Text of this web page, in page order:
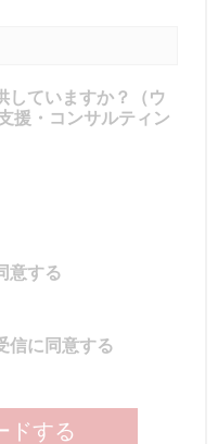
していますか？（ウ
援・コンサルティン
意する
信に同意する
ドする